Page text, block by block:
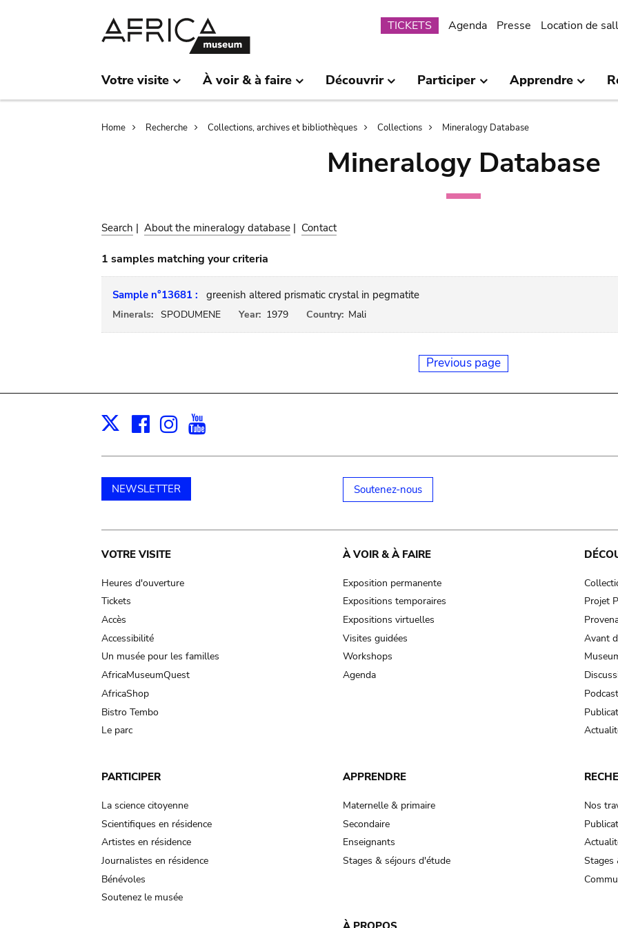
Submenu
TICKETS Agenda Presse Location de
Votre visite À voir & à faire Découvrir Participer Apprendre
Breadcrumb
Home Recherche Collections, archives et bibliothèques Collections Mineralogy Database
Mineralogy Database
Search | About the mineralogy database | Contact
1 samples matching your criteria
Sample n°13681 : greenish altered prismatic crystal in pegmatite
Minerals: SPODUMENE Year: 1979 Country: Mali
Previous page
X Facebook
Instagram
NEWSLETTER Soutenez-nous
Main
navigation
VOTRE VISITE
Heures d'ouverture
Tickets
Accès
Accessibilité
Un musée pour les familles
AfricaMuseumQuest
AfricaShop
Bistro Tembo
Le parc
À VOIR & À FAIRE
Exposition permanente
Expositions temporaires
Expositions virtuelles
Visites guidées
Workshops
Agenda
Projet
Avant
PARTICIPER
La science citoyenne
Scientifiques en résidence
Artistes en résidence
Journalistes en résidence
Bénévoles
Soutenez le musée
APPRENDRE
Maternelle & primaire
Secondaire
Enseignants
Stages & séjours d'étude
Nos
Stages